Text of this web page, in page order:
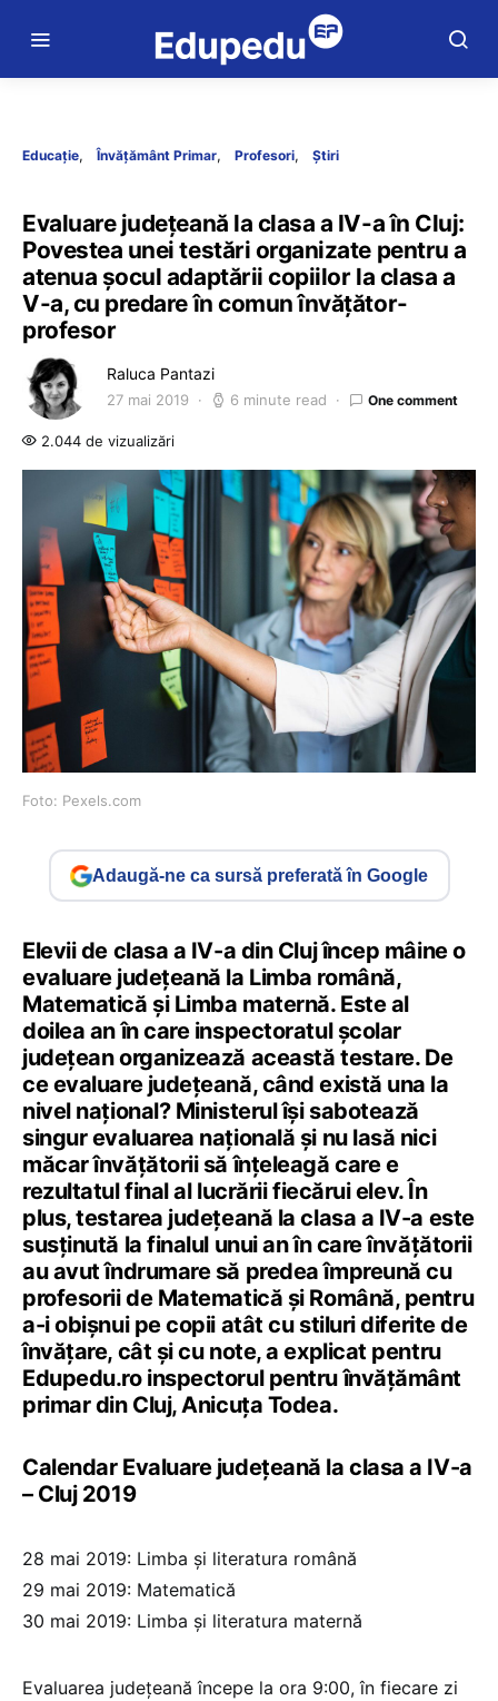
Educație Învățământ Primar Profesori Știri
Evaluare județeană la clasa a IV-a în Cluj:
Povestea unei testări organizate pentru a
atenua șocul adaptării copiilor la clasa a
V-a, cu predare în comun învățător-
profesor
Raluca Pantazi
27 mai 2019 6 minute read One comment
2.044 de vizualizări
Foto: Pexels.com
Adaugă-ne ca sursă preferată în Google
Elevii de clasa a IV-a din Cluj încep mâine o
evaluare județeană la Limba română,
Matematică și Limba maternă. Este al
doilea an în care inspectoratul școlar
județean organizează această testare. De
ce evaluare județeană, când există una la
nivel național? Ministerul își sabotează
singur evaluarea națională și nu lasă nici
măcar învățătorii să înțeleagă care e
rezultatul final al lucrării fiecărui elev. În
plus, testarea județeană la clasa a IV-a este
susținută la finalul unui an în care învățătorii
au avut îndrumare să predea împreună cu
profesorii de Matematică și Română, pentru
a-i obișnui pe copii atât cu stiluri diferite de
învățare, cât și cu note, a explicat pentru
Edupedu.ro inspectorul pentru învățământ
primar din Cluj, Anicuța Todea.
Calendar Evaluare județeană la clasa a IV-a
– Cluj 2019
28 mai 2019: Limba și literatura română
29 mai 2019: Matematică
30 mai 2019: Limba și literatura maternă
Evaluarea județeană începe la ora 9:00, în fiecare zi